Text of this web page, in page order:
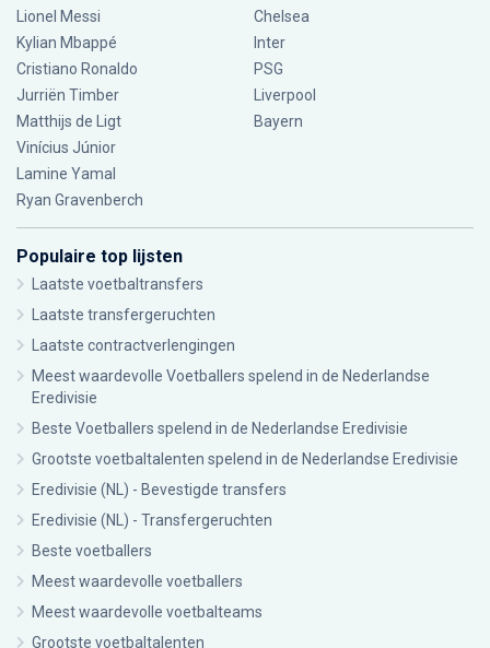
Lionel Messi
Kylian Mbappé
Cristiano Ronaldo
Jurriën Timber
Matthijs de Ligt
Vinícius Júnior
Lamine Yamal
Ryan Gravenberch
Chelsea
Inter
PSG
Liverpool
Bayern
Populaire top lijsten
Laatste voetbaltransfers
Laatste transfergeruchten
Laatste contractverlengingen
Meest waardevolle Voetballers spelend in de Nederlandse
Eredivisie
Beste Voetballers spelend in de Nederlandse Eredivisie
Grootste voetbaltalenten spelend in de Nederlandse Eredivisie
Eredivisie (NL) - Bevestigde transfers
Eredivisie (NL) - Transfergeruchten
Beste voetballers
Meest waardevolle voetballers
Meest waardevolle voetbalteams
Grootste voetbaltalenten